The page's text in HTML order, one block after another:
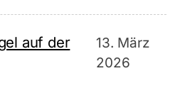
auf der
13. März
2026